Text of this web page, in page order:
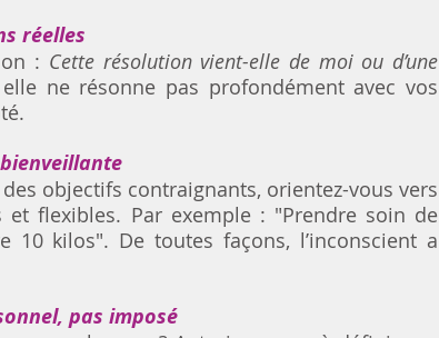
réelles
: Cette résolution vient-elle de moi ou d’une
ne résonne pas profondément avec vos
objectifs contraignants, orientez-vous vers
et flexibles. Par exemple : "Prendre soin de
10 kilos". De toutes façons, l’inconscient a
pas imposé